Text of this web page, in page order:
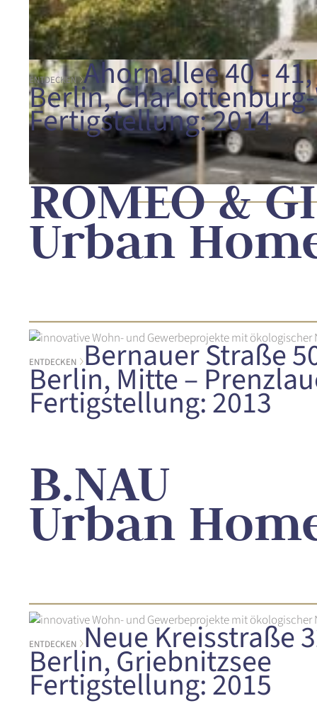
ENTDECKEN Ahornallee 40 - 41,
Berlin,
Fertigstellung: 2014
ROMEO &
Urban
ENTDECKEN Bernauer Straße
Berlin, Mitte –
Fertigstellung: 2013
B.NAU
Urban
ENTDECKEN Neue Kreisstraße
Berlin, Griebnitzsee
Fertigstellung: 2015